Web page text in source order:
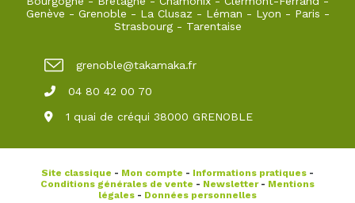
Genève - Grenoble - La Clusaz - Léman - Lyon - Paris -
Strasbourg- Tarentaise
grenoble@takamaka.fr
04 80 42 00 70
1 quai de créqui 38000 GRENOBLE
Site classique - Mon compte - Informations pratiques -
Conditions générales de vente - Newsletter- Mentions
légales - Données personnelles